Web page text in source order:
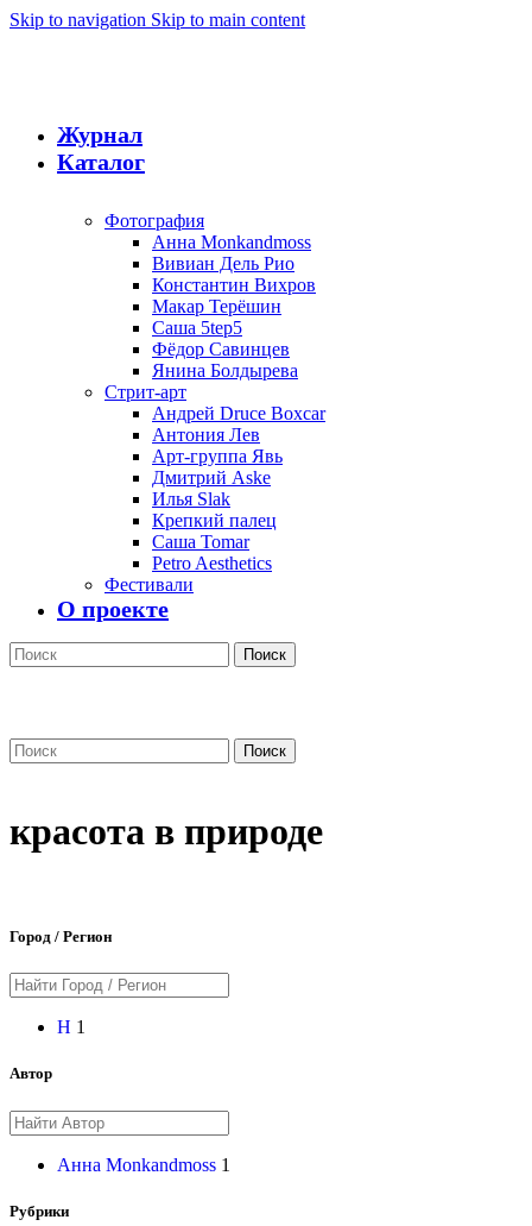
Skip to navigation Skip to main content
Журнал
Каталог
Фотография
Анна Monkandmoss
Вивиан Дель Рио
Константин Вихров
Макар Терёшин
Саша 5tep5
Фёдор Савинцев
Янина Болдырева
Стрит-арт
Андрей Druce Boxcar
Антония Лев
Арт-группа Явь
Дмитрий Aske
Илья Slak
Крепкий палец
Саша Tomar
Petro Aesthetics
Фестивали
О проекте
Поиск
Поиск
красота в природе
Город / Регион
Н 1
Автор
Анна Monkandmoss 1
Рубрики